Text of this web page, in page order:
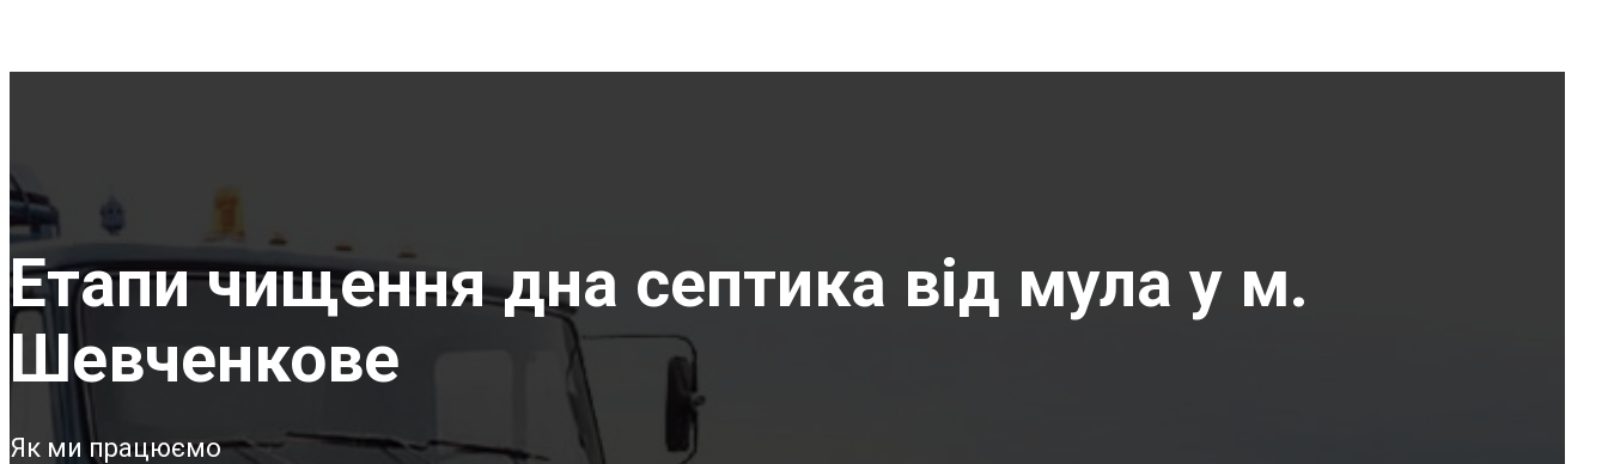
Етапи чищення дна септика від мула у м.
Шевченкове
Як ми працюємо